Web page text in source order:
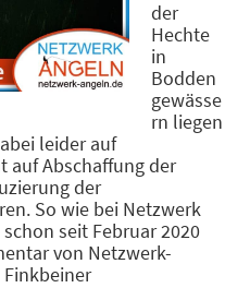
der
Hechte
in
Bodden
gewässe
rn liegen
leider auf
auf Abschaffung der
der
So wie bei Netzwerk
seit Februar 2020
von Netzwerk-